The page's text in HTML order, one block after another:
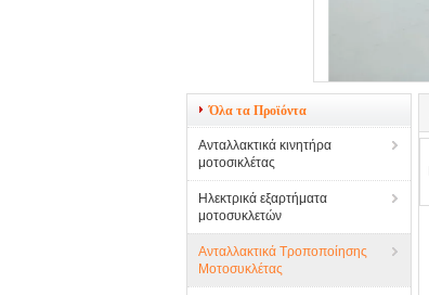
Όλα τα Προϊόντα
Ανταλλακτικά κινητήρα
μοτοσικλέτας
Ηλεκτρικά εξαρτήματα
μοτοσυκλετών
Ανταλλακτικά Τροποποίησης
Μοτοσυκλέτας